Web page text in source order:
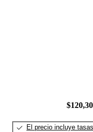
El precio incluye tasas